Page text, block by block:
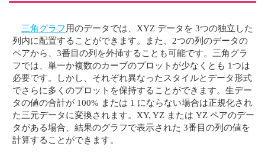
三角グラフ 用のデータでは、XYZ データを 3つの独立した
列内に配置することができます。また、2つの列のデータの
ペアから、3番目の列を外挿することも可能です。三角グラ
フでは、単一か複数のカーブのプロットが少なくとも 1つは
必要です。しかし、それぞれ異なったスタイルとデータ形式
でさらに多くのプロットを保持することができます。生デー
タの値の合計が 100% または 1 にならない場合は正規化され
た三元データに変換されます。XY, YZ または YZ ペアのデー
タがある場合、結果のグラフで表示された 3番目の列の値を
計算することができます。